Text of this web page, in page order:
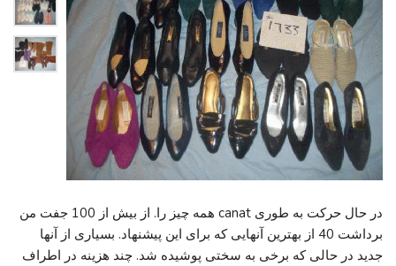
در حال حرکت به طوری canat همه چیز را. از بیش از 100 جفت من
برداشت 40 از بهترین آنهایی که برای این پیشنهاد. بسیاری از آنها
جدید در حالی که برخی به سختی پوشیده شد. چند هزینه در اطراف